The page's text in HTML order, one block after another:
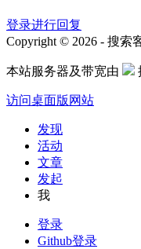
登录进行回复
Copyright © 2026 - 搜索
本站服务器及带宽由
访问桌面版网站
发现
活动
文章
发起
我
登录
Github登录